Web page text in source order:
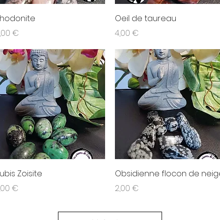
Aperçu rapide
€
Aperçu rapide
Oeil de taureau
Prix
4,00 €
Aperçu rapide
Zoisite
€
Aperçu rapide
Obsidienne flocon de
Prix
2,00 €